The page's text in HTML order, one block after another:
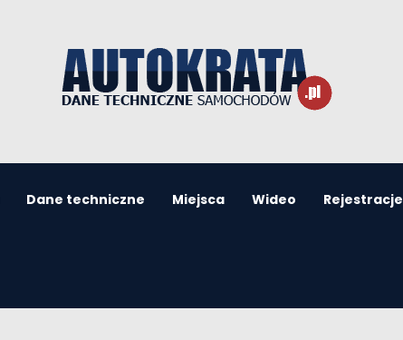
Dane techniczne Miejsca Wideo Rejestracje